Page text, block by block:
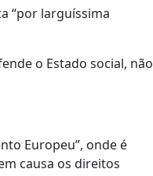
“por larguíssima
o Estado social, não
Europeu”, onde é
causa os direitos